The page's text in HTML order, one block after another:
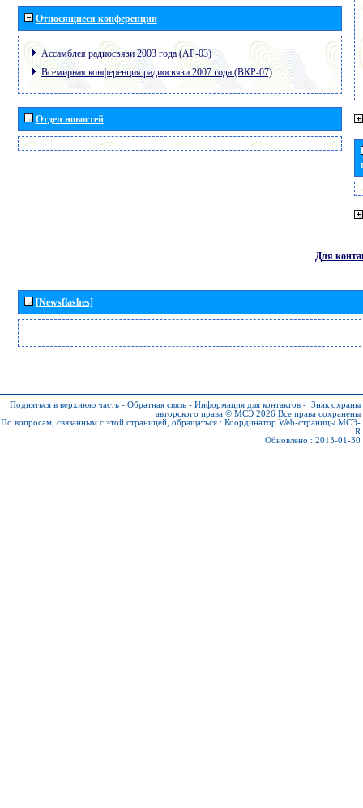
Относящиеся конференции
Ассамблея радиосвязи 2003 года (АР-03)
Всемирная конференция радиосвязи 2007 года (ВКР-07)
Отдел новостей
Для
[Newsflashes]
Подняться в верхнюю часть - Обратная связь - Информация для контактов - Знак охраны
авторского права © МСЭ 2026 Все права сохранены
По вопросам, связанным с этой страницей, обращаться : Координатор Web-страницы МСЭ-
R
Обновлено : 2013-01-30